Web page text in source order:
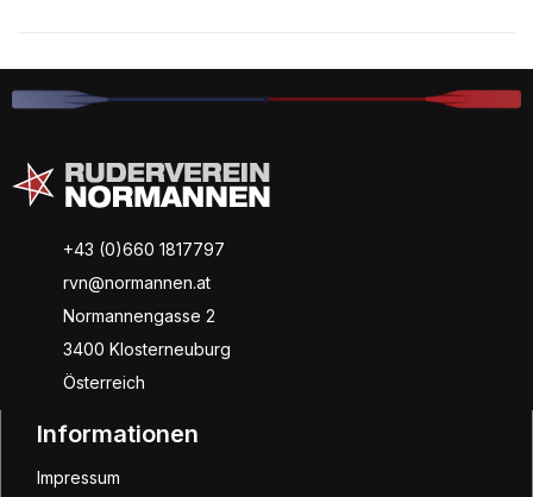
+43 (0)660 1817797
rvn@normannen.at
Normannengasse 2
3400 Klosterneuburg
Österreich
Informationen
Impressum